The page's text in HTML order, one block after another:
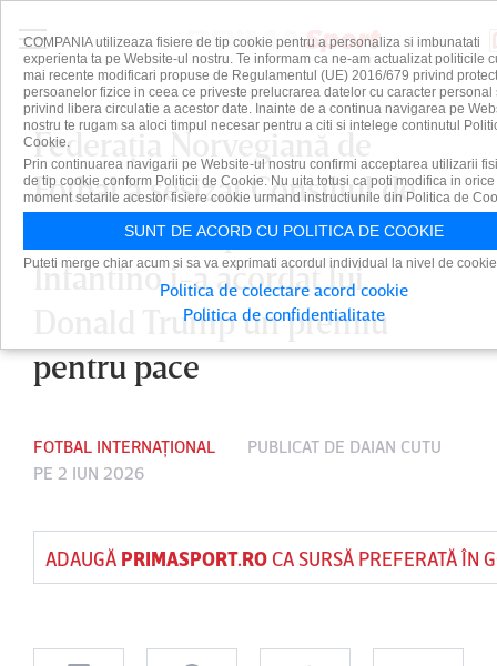
Federaţia Norvegiană de
Fotbal a sesizat Consiliul de
Etică FIFA, după ce Gianni
Infantino i-a acordat lui
Donald Trump un premiu
pentru pace
FOTBAL INTERNAȚIONAL PUBLICAT DE DAIAN CUTU
PE 2 IUN 2026
ADAUGĂ PRIMASPORT.ROCA SURSĂ PREFERATĂ ÎN
COMPANIA utilizeaza fisiere de tip cookie pentru a personaliza si imbunatati
experienta ta pe Website-ul nostru. Te informam ca ne-am actualizat politicile
mai recente modificari propuse de Regulamentul (UE) 2016/679 privind
persoanelor fizice in ceea ce priveste prelucrarea datelor cu caracter personal
privind libera circulatie a acestor date. Inainte de a continua navigarea pe
nostru te rugam sa aloci timpul necesar pentru a citi si intelege continutul
Cookie.
Prin continuarea navigarii pe Website-ul nostru confirmi acceptarea utilizarii
de tip cookie conform Politicii de Cookie. Nu uita totusi ca poti modifica in orice
moment setarile acestor fisiere cookie urmand instructiunile din Politica de
SUNT DE ACORD CU POLITICA DE COOKIE
Puteti merge chiar acum si sa va exprimati acordul individual la nivel de
Politica de colectare acord cookie
Politica de confidentialitate